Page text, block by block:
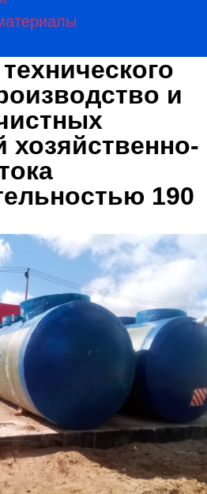
и
хозяйственно-
190